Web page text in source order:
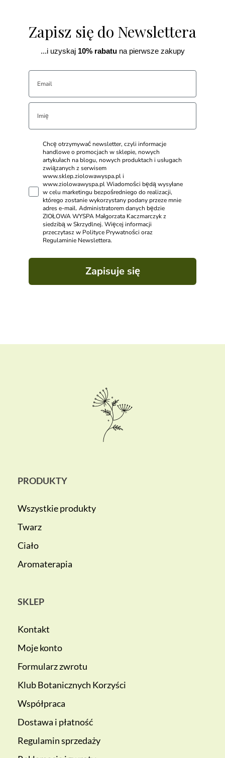
Zapisz się do Newslettera
...i uzyskaj10% rabatuna pierwsze zakupy
Chcę otrzymywać newsletter, czyli informacje
handlowe o promocjach w sklepie, nowych
artykułach na blogu, nowych produktach i usługach
związanych z serwisem
www.sklep.ziolowawyspa.pl i
www.ziolowawyspa.pl Wiadomości będą wysyłane
w celu marketingu bezpośredniego do realizacji,
którego zostanie wykorzystany podany przeze mnie
adres e-mail. Administratorem danych będzie
ZIOŁOWA WYSPA Małgorzata Kaczmarczyk z
siedzibą w Skrzydlnej. Więcej informacji
przeczytasz w Polityce Prywatności oraz
Regulaminie Newslettera.
Zapisuje się
PRODUKTY
Wszystkie produkty
Twarz
Ciało
Aromaterapia
SKLEP
Kontakt
Moje konto
Formularz zwrotu
Klub Botanicznych Korzyści
Współpraca
Dostawa i płatność
Regulamin sprzedaży